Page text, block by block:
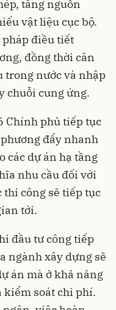
tăng nguồn
vật liệu cục bộ.
pháp điều tiết
đồng thời cân
trong nước và nhập
chuỗi cung ứng.
Chính phủ tiếp tục
đẩy nhanh
các dự án hạ tầng
nhu cầu đối với
công sẽ tiếp tục
tới.
đầu tư công tiếp
ngành xây dựng sẽ
án mà ở khả năng
kiểm soát chi phí.